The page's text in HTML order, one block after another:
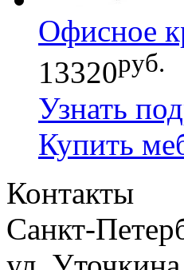
Офисное
13320руб.
Узнать
Купить
Контакты
Санкт-